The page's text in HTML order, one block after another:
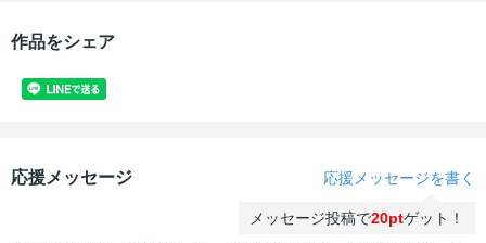
作品をシェア
応援メッセージ 応援メッセージを書く
メッセージ投稿で20ptゲット！